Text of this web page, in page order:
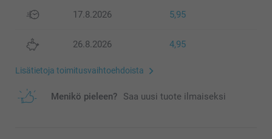
17.8.2026 5,95
26.8.2026 4,95
Lisätietoja toimitusvaihtoehdoista
Menikö pieleen? Saa uusi tuote ilmaiseksi